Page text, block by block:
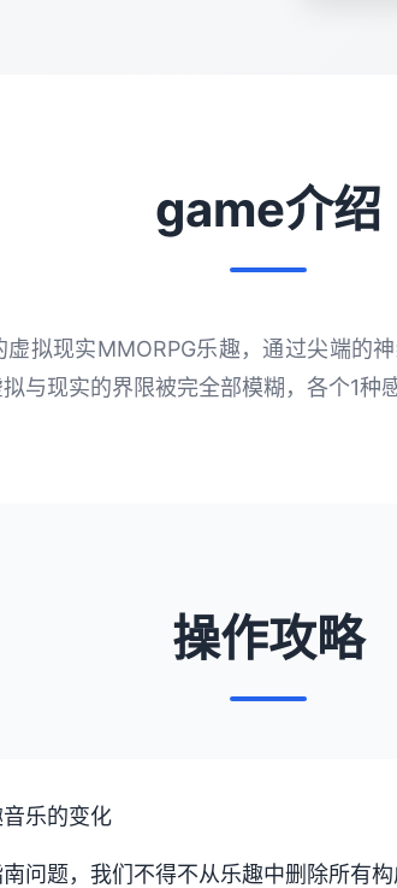
game介绍
拟现实MMORPG乐趣，通过尖端的
与现实的界限被完全部模糊，各个1种
操作攻略
乐的变化
问题，我们不得不从乐趣中删除所有